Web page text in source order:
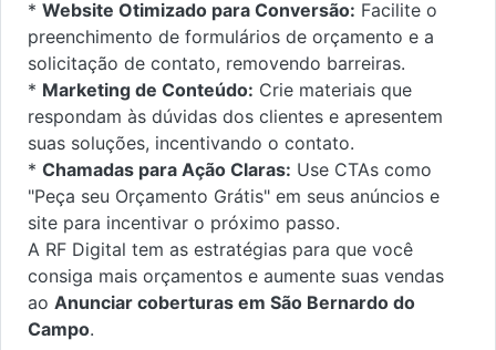
* Website Otimizado para Conversão: Facilite o
preenchimento de formulários de orçamento e a
solicitação de contato, removendo barreiras.
* Marketing de Conteúdo: Crie materiais que
respondam às dúvidas dos clientes e apresentem
suas soluções, incentivando o contato.
* Chamadas para Ação Claras: Use CTAs como
"Peça seu Orçamento Grátis" em seus anúncios e
site para incentivar o próximo passo.
A RF Digital tem as estratégias para que você
consiga mais orçamentos e aumente suas vendas
ao Anunciar coberturas em São Bernardo do
Campo.